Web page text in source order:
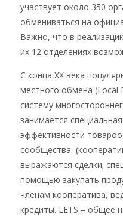
участвует около 350
обмениваться на
Важно, что в
их 12 отделениях
С конца ХХ века
местного обмена (Local
систему
занимается
эффективности
сообщества
выражаются сделки;
помощью закупать
членам кооператива,
кредиты. LETS – общее